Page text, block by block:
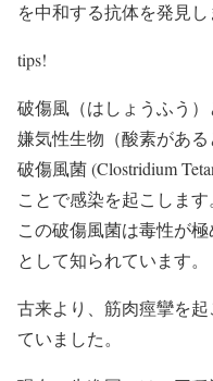
を中和する抗体を発見し
tips!
破傷風（はしょうふう
嫌気性生物（酸素があ
破傷風菌 (Clostridium
ことで感染を起こします
この破傷風菌は毒性が極
として知られています。
古来より、筋肉痙攣を
ていました。